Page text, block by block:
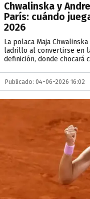
Chwalinska y
París: cuándo
2026
La polaca Maja
ladrillo al convertirse en
definición, donde chocará
Publicado: 04-06-2026 16:02